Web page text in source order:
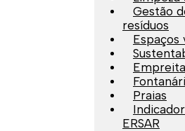
Gestão
resíduos
Espaços
Praias
ERSAR